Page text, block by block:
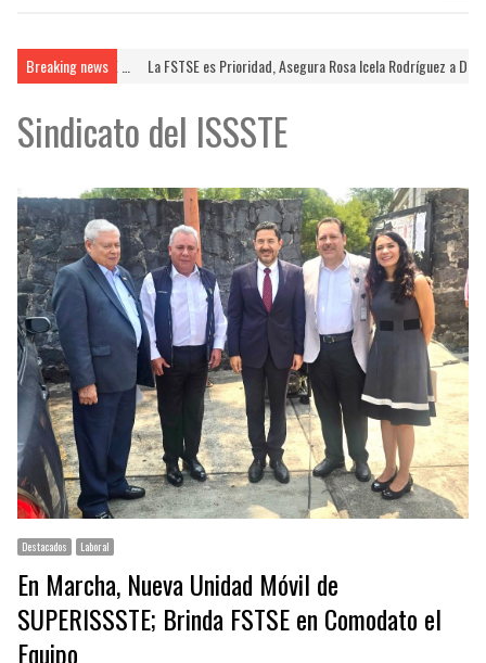
Breaking news
FSTSE … La FSTSE es Prioridad, Asegura Rosa Icela Rodríguez a Dirigentes…
Sindicato del ISSSTE
Destacados Laboral
En Marcha, Nueva Unidad Móvil de
SUPERISSSTE; Brinda FSTSE en Comodato el
Equipo